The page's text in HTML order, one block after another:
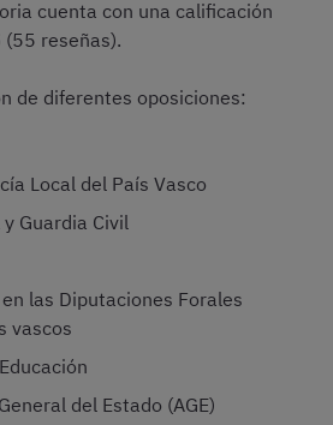
cuenta con una calificación
(55 reseñas).
de diferentes oposiciones:
Local del País Vasco
Guardia Civil
las Diputaciones Forales
vascos
del Estado (AGE)